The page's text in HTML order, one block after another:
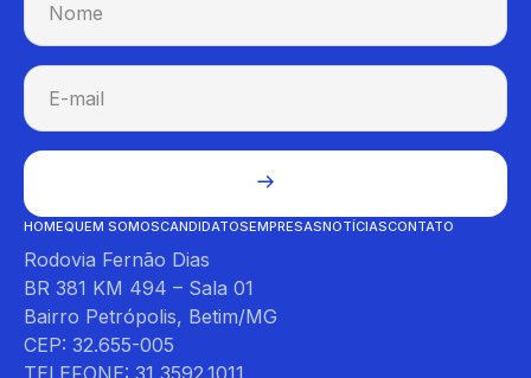
HOMEQUEM SOMOSCANDIDATOSEMPRESASNOTÍCIASCONTATO
Rodovia Fernão Dias
BR 381 KM 494 – Sala 01
Bairro Petrópolis, Betim/MG
CEP: 32.655-005